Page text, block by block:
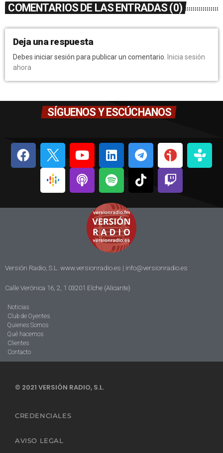
COMENTARIOS DE LAS ENTRADAS (0)
Deja una respuesta
Debes iniciar sesión para publicar un comentario. Inicia sesión
ahora
SÍGUENOS Y ESCÚCHANOS
Versión Radio, S.L. www.versionradio.es | info@versionradio.es
Calle Verónica 16, 2, 1 03201 Elche (Alicante)
Noticias
Club de Oyentes
Quienes Somos
Qué hacemos
Clientes
Contacto
© 2021 VERSIÓN RADIO, S.L.
CREDENCIALES
AVISO LEGAL